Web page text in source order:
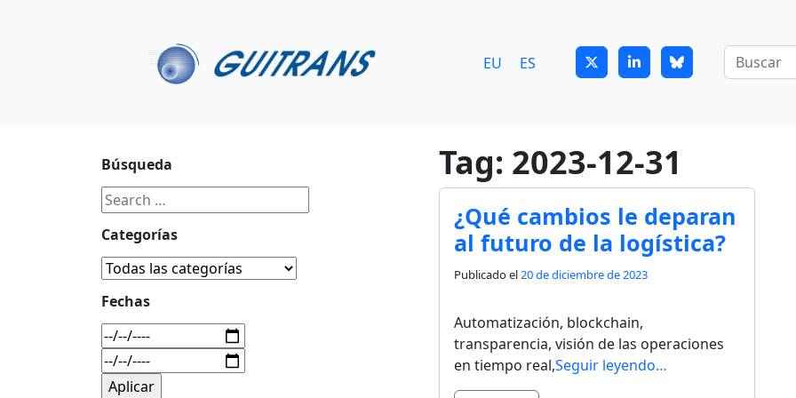
EU ES
Tag: 2023-12-31
¿Qué cambios le deparan
al futuro de la logística?
Publicado el20 de diciembre de 2023
Automatización, blockchain,
transparencia, visión de las operaciones
en tiempo real,Seguir leyendo…
Búsqueda
Categorías
Fechas